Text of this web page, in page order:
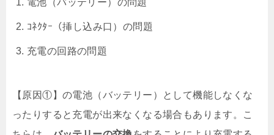
電池（バッテリー）の問題
ｺﾈｸﾀｰ（挿し込み口）の問題
充電の回路の問題
【原因①】の電池（バッテリー）として機能しなくな
ったりすると充電が出来なくなる場合もあります。こ